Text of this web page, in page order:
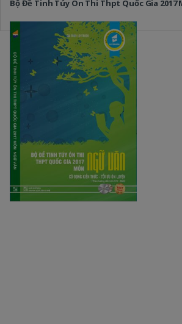
Bộ Đề Tinh Túy Ôn Thi Thpt Quốc Gia 2017